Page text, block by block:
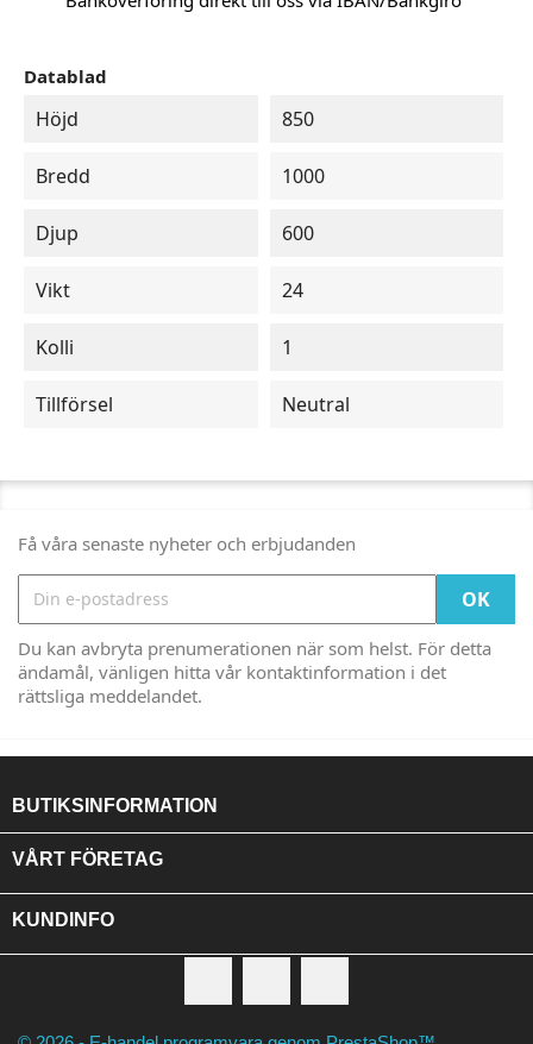
Datablad
Höjd 850
Bredd 1000
Djup 600
Vikt 24
Kolli 1
Tillförsel Neutral
Få våra senaste nyheter och erbjudanden
Du kan avbryta prenumerationen när som helst. För detta
ändamål, vänligen hitta vår kontaktinformation i det
rättsliga meddelandet.
BUTIKSINFORMATION
VÅRT FÖRETAG
KUNDINFO